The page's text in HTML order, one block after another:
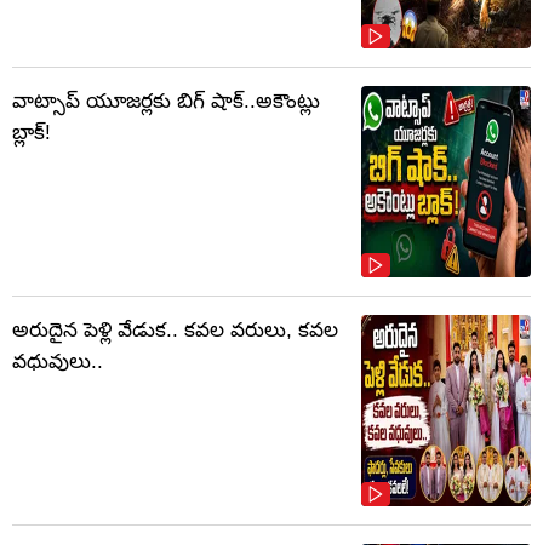
వాట్సాప్‌ యూజర్లకు బిగ్ షాక్..అకౌంట్లు
బ్లాక్!
అరుదైన పెళ్లి వేడుక.. కవల వరులు, కవల
వధువులు..